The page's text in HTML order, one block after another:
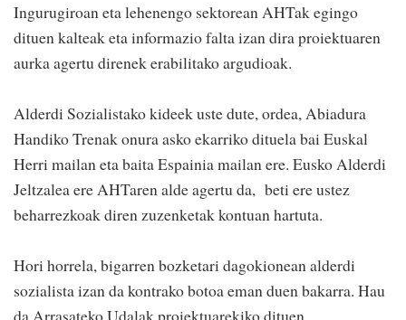
Ingurugiroan eta lehenengo sektorean AHTak egingo
dituen kalteak eta informazio falta izan dira proiektuaren
aurka agertu direnek erabilitako argudioak.
Alderdi Sozialistako kideek uste dute, ordea, Abiadura
Handiko Trenak onura asko ekarriko dituela bai Euskal
Herri mailan eta baita Espainia mailan ere. Eusko Alderdi
Jeltzalea ere AHTaren alde agertu da, beti ere ustez
beharrezkoak diren zuzenketak kontuan hartuta.
Hori horrela, bigarren bozketari dagokionean alderdi
sozialista izan da kontrako botoa eman duen bakarra. Hau
da Arrasateko Udalak proiektuarekiko dituen